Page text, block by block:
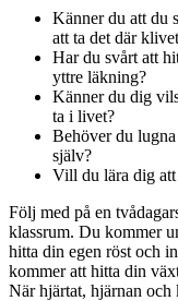
Känner du att du
att ta det där
Har du svårt att
yttre läkning?
Känner du dig
ta i livet?
Behöver du
själv?
Vill du lära dig att
Följ med på en
klassrum. Du kommer
hitta din egen röst och
kommer att hitta din
När hjärtat, hjärnan och